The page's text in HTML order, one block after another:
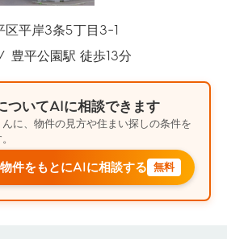
区平岸3条5丁目3-1
豊平公園駅 徒歩13分
ついてAIに相談できます
に、物件の見方や住まい探しの条件を
件をもとにAIに相談する 無料